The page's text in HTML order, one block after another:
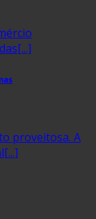
proveitosa. A